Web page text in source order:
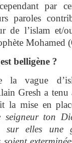
par
paroles
de l’islam et/
Mohamed
belligène ?
vague
Gresh a tenu
la mise en
seigneur ton
sur elles une